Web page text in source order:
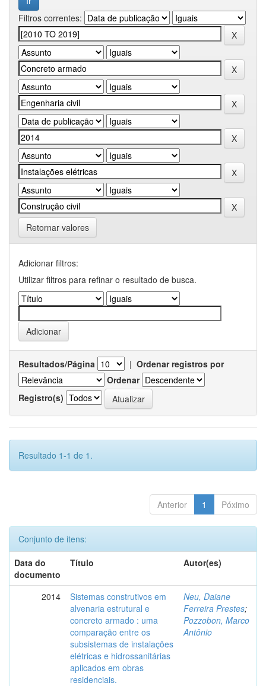
Filtros correntes:
Retornar valores
Adicionar filtros:
Utilizar filtros para refinar o resultado de busca.
Resultados/Página | Ordenar registros por
Ordenar
Registro(s)
Resultado 1-1 de 1.
Anterior 1 Póximo
Conjunto de itens:
Data do
documento
Título Autor(es)
2014
Sistemas construtivos em
alvenaria estrutural e
concreto armado : uma
comparação entre os
subsistemas de instalações
elétricas e hidrossanitárias
aplicados em obras
residenciais.
Neu, Daiane
Ferreira Prestes;
Pozzobon, Marco
Antônio